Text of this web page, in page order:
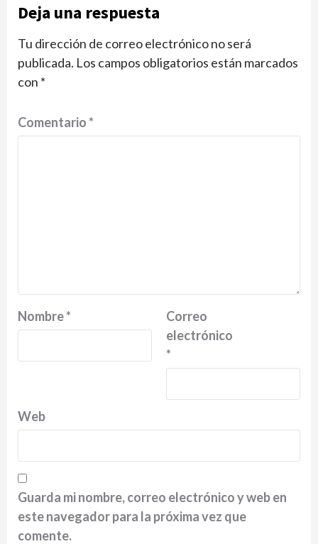
Deja una respuesta
Tu dirección de correo electrónico no será
publicada. Los campos obligatorios están marcados
con *
Comentario*
Nombre*
Correo
electrónico
*
Web
Guarda mi nombre, correo electrónico y web en
este navegador para la próxima vez que
comente.